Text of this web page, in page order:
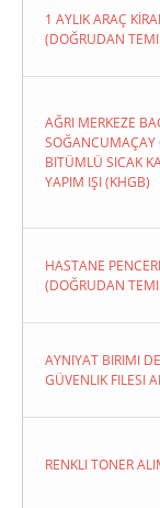
1 AYLIK ARAÇ
(DOĞRUDAN
AĞRI MERKEZE
SOĞANCUMAÇAY
BITÜMLÜ SICAK
YAPIM IŞI (KHGB)
HASTANE
(DOĞRUDAN
AYNIYAT BIRIMI
GÜVENLIK FILESI
RENKLI TONER